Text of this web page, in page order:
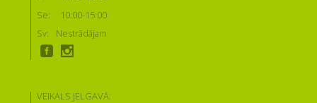
Se:
10:00-15:00
Sv:
Nestrādājam
VEIKALS JELGAVĀ: